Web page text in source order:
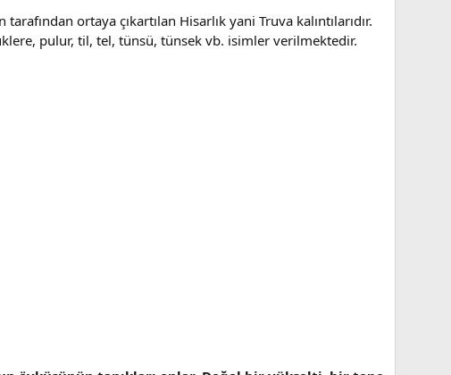
ortaya çıkartılan Hisarlık yani Truva kalıntılarıdır.
pulur, til, tel, tünsü, tünsek vb. isimler verilmektedir.